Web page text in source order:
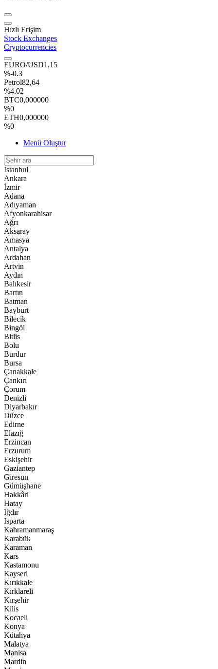
Hızlı Erişim
Stock Exchanges
Cryptocurrencies
EURO/USD1,15
%-0.3
Petrol82,64
%4.02
BTC0,000000
%0
ETH0,000000
%0
Menü Oluştur
İstanbul
Ankara
İzmir
Adana
Adıyaman
Afyonkarahisar
Ağrı
Aksaray
Amasya
Antalya
Ardahan
Artvin
Aydın
Balıkesir
Bartın
Batman
Bayburt
Bilecik
Bingöl
Bitlis
Bolu
Burdur
Bursa
Çanakkale
Çankırı
Çorum
Denizli
Diyarbakır
Düzce
Edirne
Elazığ
Erzincan
Erzurum
Eskişehir
Gaziantep
Giresun
Gümüşhane
Hakkâri
Hatay
Iğdır
Isparta
Kahramanmaraş
Karabük
Karaman
Kars
Kastamonu
Kayseri
Kırıkkale
Kırklareli
Kırşehir
Kilis
Kocaeli
Konya
Kütahya
Malatya
Manisa
Mardin